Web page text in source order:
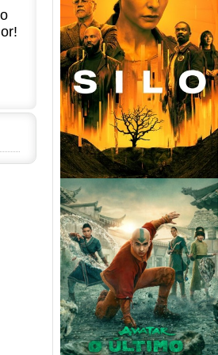
Silo 1ª Temporada Torrent
(2023) WEB-DL
720p/1080p/4K Dual Áudio
Avatar: O Último Mestre do
Ar 2ª Temporada Torrent
(2026) WEB-DL 1080p Dual
Áudio